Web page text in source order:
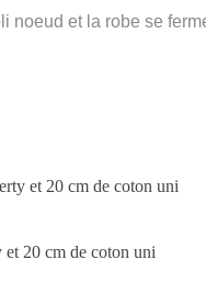
noeud et la robe se
et 20 cm de coton uni
20 cm de coton uni